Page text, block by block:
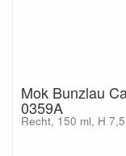
Mok Bunzlau
0359A
Recht, 150 ml, H